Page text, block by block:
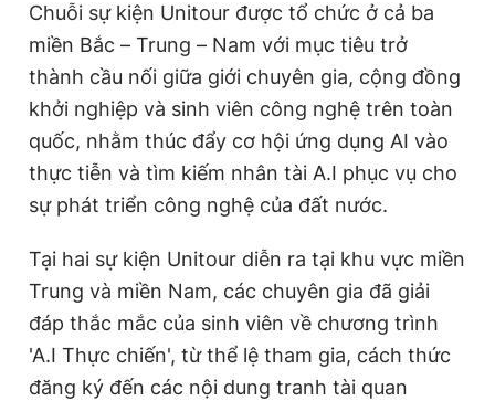
Chuỗi sự kiện Unitour được tổ chức ở cả ba
miền Bắc – Trung – Nam với mục tiêu trở
thành cầu nối giữa giới chuyên gia, cộng đồng
khởi nghiệp và sinh viên công nghệ trên toàn
quốc, nhằm thúc đẩy cơ hội ứng dụng AI vào
thực tiễn và tìm kiếm nhân tài A.I phục vụ cho
sự phát triển công nghệ của đất nước.
Tại hai sự kiện Unitour diễn ra tại khu vực miền
Trung và miền Nam, các chuyên gia đã giải
đáp thắc mắc của sinh viên về chương trình
'A.I Thực chiến', từ thể lệ tham gia, cách thức
đăng ký đến các nội dung tranh tài quan